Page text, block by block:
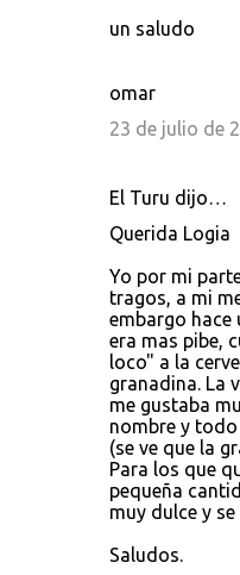
un saludo
omar
23 de julio de
El Turu dijo…
Querida Logia
Yo por mi
tragos, a mi
embargo hace
era mas pibe,
loco" a la
granadina. La
me gustaba
nombre y
(se ve que la
Para los que
pequeña
muy dulce y
Saludos.